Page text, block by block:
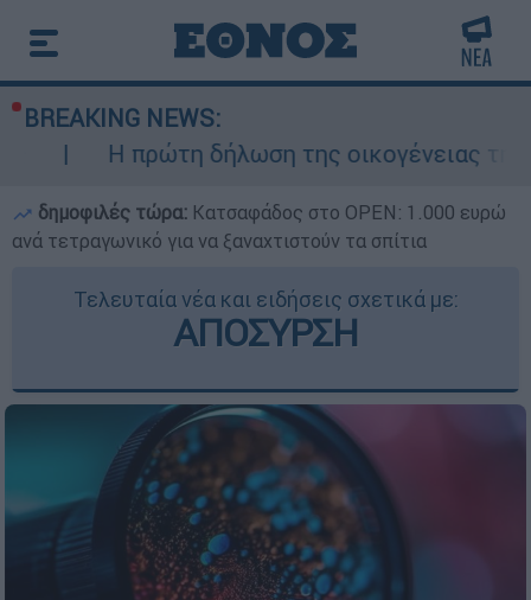
BREAKING NEWS:
δήλωση της οικογένειας της 38χρονης
δημοφιλές τώρα: Κατσαφάδος στο OPEN: 1.000 ευρώ
ανά τετραγωνικό για να ξαναχτιστούν τα σπίτια
Τελευταία νέα και ειδήσεις σχετικά με:
ΑΠΟΣΥΡΣΗ